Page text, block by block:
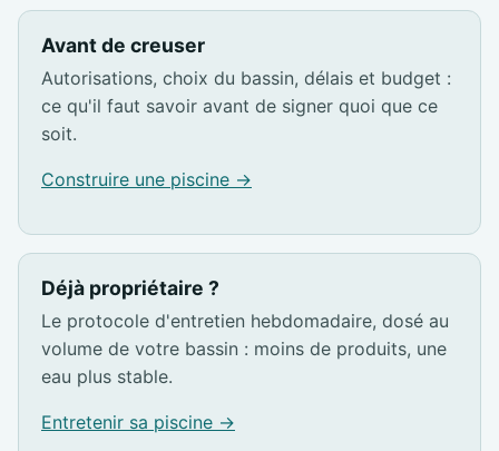
Avant de creuser
Autorisations, choix du bassin, délais et budget :
ce qu'il faut savoir avant de signer quoi que ce
soit.
Construire une piscine →
Déjà propriétaire ?
Le protocole d'entretien hebdomadaire, dosé au
volume de votre bassin : moins de produits, une
eau plus stable.
Entretenir sa piscine →